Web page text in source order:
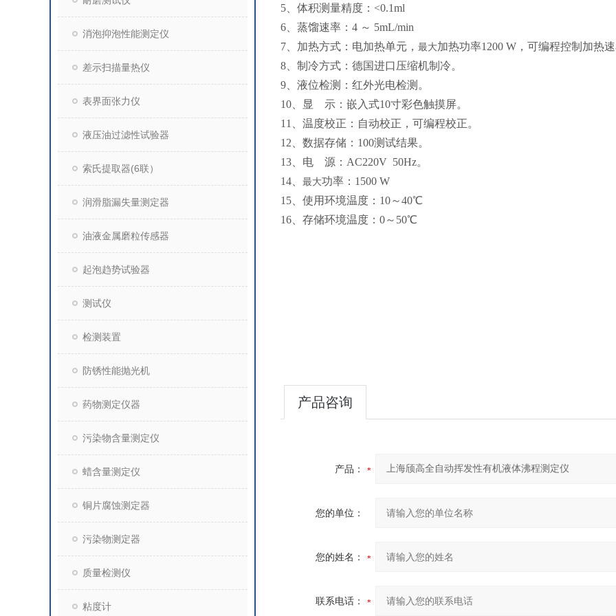
消泡抑泡性能测定仪
差示扫描量热仪
表界面张力仪
液压油过滤性试验器
索氏提取器(6联）
润滑脂漏失量测定器
油液金属磨粒传感器
起泡趋势试验器
测试仪
检测装置
防锈性能抛光机
药物测定仪器
污染物含量测定仪
蜡含量测定仪
铜片腐蚀测定器
污染物测定器
质量检测仪
粘度计
5、体积测量精度：<0.1ml
6、蒸馏速率：4 ～ 5mL/min
7、加热方式：电加热单元， 最大加热功率1200 W，可编程控制加热
8、制冷方式：德国进口压缩机制冷。
9、液位检测：红外光电检测。
10、显 示：嵌入式10寸彩色触摸屏。
11、温度校正：自动校正，可编程校正。
12、数据存储：100测试结果。
13、电 源：AC220V 50Hz。
14、 最大功率：1500 W
15、使用环境温度：10～40℃
16、存储环境温度：0～50℃
产品咨询
产品：
您的单位：
您的姓名：
联系电话：